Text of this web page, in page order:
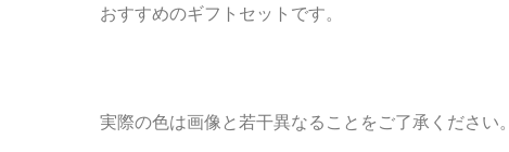
おすすめのギフトセットです。
実際の色は画像と若干異なることをご了承ください。